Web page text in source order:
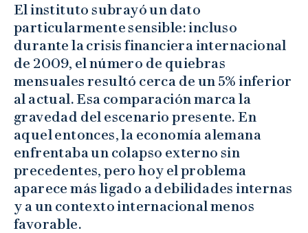
El instituto subrayó un dato
particularmente sensible: incluso
durante la crisis financiera internacional
de 2009, el número de quiebras
mensuales resultó cerca de un 5% inferior
al actual. Esa comparación marca la
gravedad del escenario presente. En
aquel entonces, la economía alemana
enfrentaba un colapso externo sin
precedentes, pero hoy el problema
aparece más ligado a debilidades internas
y a un contexto internacional menos
favorable.